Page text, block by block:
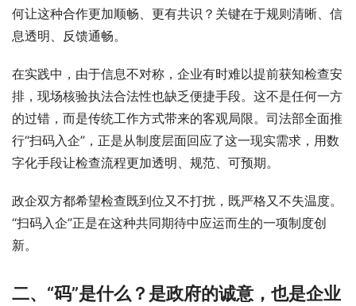
何让这种合作更加顺畅、更有共识？关键在于规则清晰、信
息透明、反馈通畅。
在实践中，由于信息不对称，企业有时难以提前获知检查安
排，现场核验执法合法性也缺乏便捷手段。这不是任何一方
的过错，而是传统工作方式带来的客观局限。司法部全面推
行“扫码入企”，正是从制度层面回应了这一现实需求，用数
字化手段让检查流程更加透明、规范、可预期。
政企双方都希望检查既到位又不打扰，既严格又不失温度。
“扫码入企”正是在这种共同期待中应运而生的一项制度创
新。
二、“码”是什么？是政府的诚意，也是企业